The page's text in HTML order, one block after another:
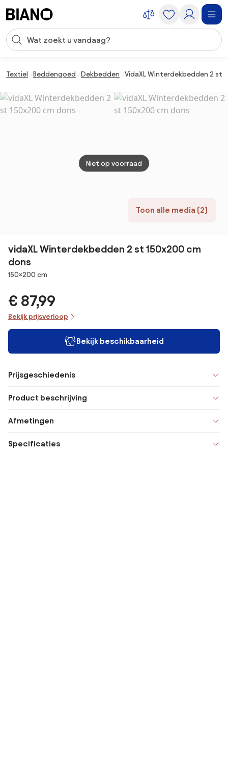
Zoekopdracht invoeren
Textiel Beddengoed Dekbedden VidaXL Winterdekbedden 2 st
Toon alle media (2)
Niet op voorraad
vidaXL Winterdekbedden 2 st 150x200 cm
dons
Afmetingen
150×200 cm
€ 87,99
Bekijk prijsverloop
Bekijk beschikbaarheid
Prijsgeschiedenis
Product beschrijving
Afmetingen
Specificaties